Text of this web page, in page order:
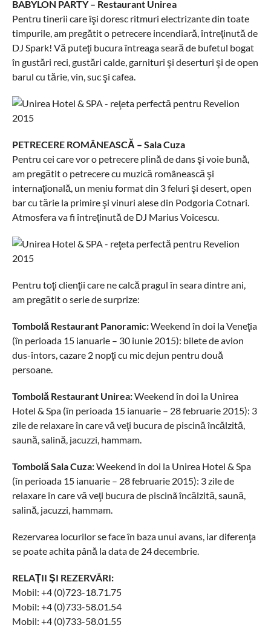
BABYLON PARTY – Restaurant Unirea
Pentru tinerii care îşi doresc ritmuri electrizante din toate
timpurile, am pregătit o petrecere incendiară, întreţinută de
DJ Spark! Vă puteţi bucura întreaga seară de bufetul bogat
în gustări reci, gustări calde, garnituri şi deserturi şi de open
barul cu tărie, vin, suc şi cafea.
PETRECERE ROMÂNEASCĂ – Sala Cuza
Pentru cei care vor o petrecere plină de dans şi voie bună,
am pregătit o petrecere cu muzică românească şi
internaţională, un meniu format din 3 feluri şi desert, open
bar cu tărie la primire şi vinuri alese din Podgoria Cotnari.
Atmosfera va fi întreţinută de DJ Marius Voicescu.
Pentru toţi clienţii care ne calcă pragul în seara dintre ani,
am pregătit o serie de surprize:
Tombolă Restaurant Panoramic:Weekend în doi la Veneţia
(în perioada 15 ianuarie – 30 iunie 2015): bilete de avion
dus-întors, cazare 2 nopţi cu mic dejun pentru două
persoane.
Tombolă Restaurant Unirea:Weekend în doi la Unirea
Hotel & Spa (în perioada 15 ianuarie – 28 februarie 2015): 3
zile de relaxare în care vă veţi bucura de piscină încălzită,
saună, salină, jacuzzi, hammam.
Tombolă Sala Cuza:Weekend în doi la Unirea Hotel & Spa
(în perioada 15 ianuarie – 28 februarie 2015): 3 zile de
relaxare în care vă veţi bucura de piscinã încălzită, saună,
salină, jacuzzi, hammam.
Rezervarea locurilor se face în baza unui avans, iar diferenţa
se poate achita până la data de 24 decembrie.
RELAŢII ŞI REZERVÃRI:
Mobil: +4 (0)723-18.71.75
Mobil: +4 (0)733-58.01.54
Mobil: +4 (0)733-58.01.55